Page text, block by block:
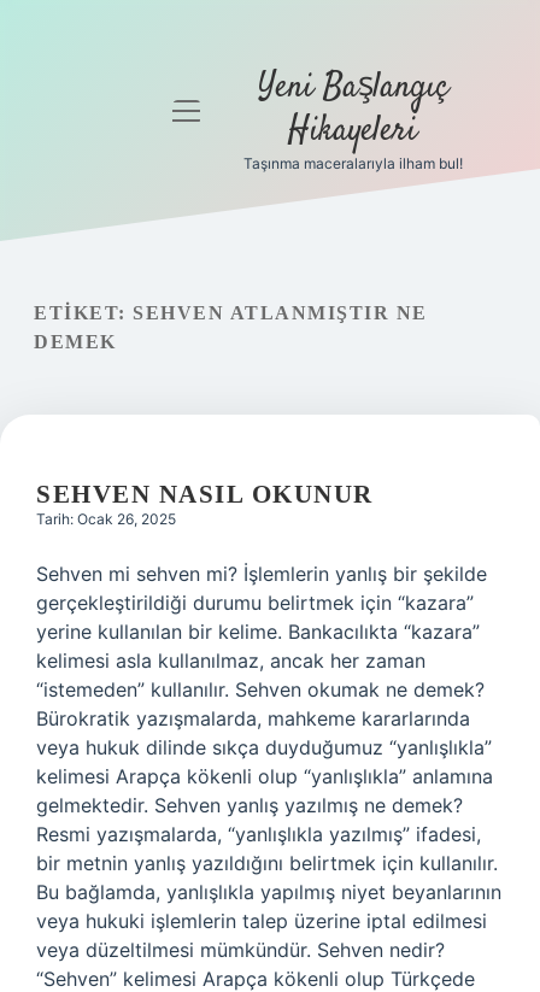
Gizlilik
Yasal Uyarı
menüyü
Yeni Başlangıç
Hikayeleri
Taşınma maceralarıyla ilham bul!
ETIKET: SEHVEN ATLANMIŞTIR NE
DEMEK
SEHVEN NASIL OKUNUR
Tarih: Ocak 26, 2025
Sehven mi sehven mi? İşlemlerin yanlış bir şekilde
gerçekleştirildiği durumu belirtmek için “kazara”
yerine kullanılan bir kelime. Bankacılıkta “kazara”
kelimesi asla kullanılmaz, ancak her zaman
“istemeden” kullanılır. Sehven okumak ne demek?
Bürokratik yazışmalarda, mahkeme kararlarında
veya hukuk dilinde sıkça duyduğumuz “yanlışlıkla”
kelimesi Arapça kökenli olup “yanlışlıkla” anlamına
gelmektedir. Sehven yanlış yazılmış ne demek?
Resmi yazışmalarda, “yanlışlıkla yazılmış” ifadesi,
bir metnin yanlış yazıldığını belirtmek için kullanılır.
Bu bağlamda, yanlışlıkla yapılmış niyet beyanlarının
veya hukuki işlemlerin talep üzerine iptal edilmesi
veya düzeltilmesi mümkündür. Sehven nedir?
“Sehven” kelimesi Arapça kökenli olup Türkçede